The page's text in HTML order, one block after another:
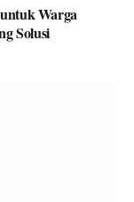
Warga
Solusi